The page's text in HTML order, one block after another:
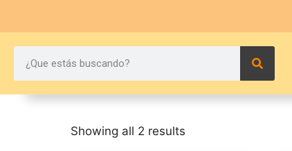
Showing all 2 results